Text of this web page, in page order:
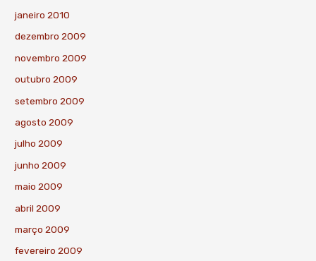
janeiro 2010
dezembro 2009
novembro 2009
outubro 2009
setembro 2009
agosto 2009
julho 2009
junho 2009
maio 2009
abril 2009
março 2009
fevereiro 2009